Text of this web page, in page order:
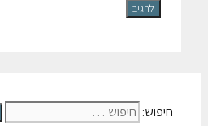
חיפוש: